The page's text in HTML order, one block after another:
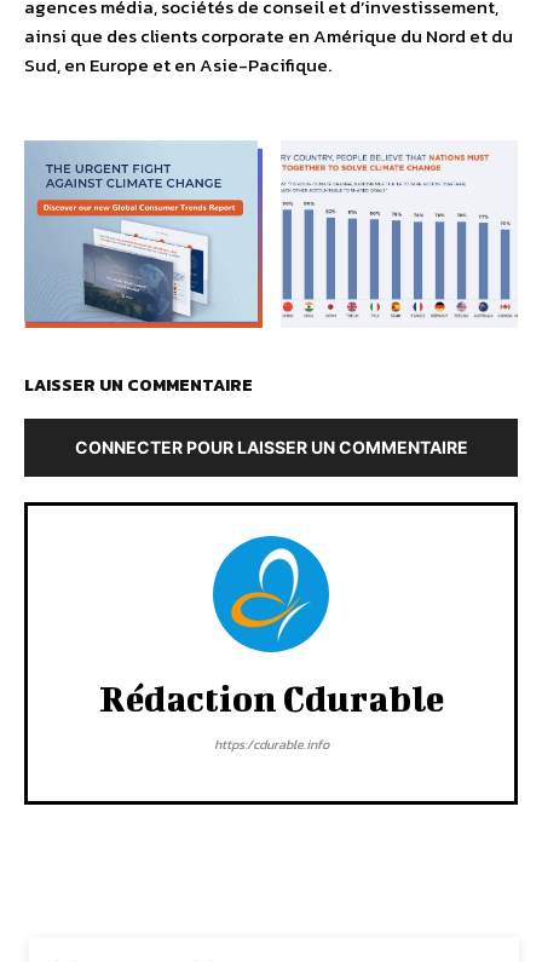
agences média, sociétés de conseil et d’investissement,
ainsi que des clients corporate en Amérique du Nord et du
Sud, en Europe et en Asie-Pacifique.
LAISSER UN COMMENTAIRE
CONNECTER POUR LAISSER UN COMMENTAIRE
Rédaction Cdurable
https:/cdurable.info